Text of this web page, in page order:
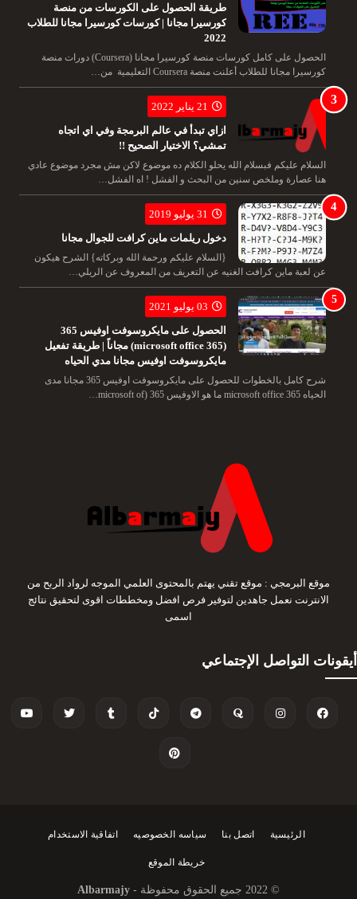
طريقة الحصول على الكورسات من منصة
كورسيرا مجانا | كورسات كورسيرا مجانا للطلاب
2022
الحصول على كامل كورسات منصة كورسيرا مجانا (Coursera) دورات منصة
كورسيرا مجانا للطلاب أعلنت منصة Coursera التعليمية من…
21 يناير 2022
ازاي تبدأ في عالم البرمجة وفي اي اتجاه
تمشي؟ الاختيار الصحيح !!
السلام عليكم فبسلام الله يحلو الكلام ده موضوع لاكن مش مجرد موضوع عادي
هنا عصارة وملخص سنين من البحث و الفشل ! اه الفشل…
31 يوليو 2019
دخول ريلمات ماين كرافت للجوال مجانا
{السلام عليكم ورحمة الله وبركاته} الشرح هيكون
عن لعبة ماين كرافت الغنيه عن التعريف من المعروف عن الريلي…
03 يوليو 2021
الحصول على مايكروسوفت اوفيس 365
(microsoft office 365) مجاناً | طريقة تفعيل
مايكروسوفت اوفيس مجانا مدي الحياه
شرح كامل بالخطوات للحصول على مايكروسوفت اوفيس 365 مجانا مدى
الحياه microsoft office 365 ما هو الاوفيس 365 (microsoft of…
موقع البرمجي : موقع تقني يهتم بالمحتوى العلمي الموجه لرواد الربح من
الانترنت نعمل جاهدين لتوفير فرص افضل ومخططات اقوى لتحقيق نتائج
اسمى
أيقونات التواصل الإجتماعي
الرئيسية اتصل بنا سياسه الخصوصيه اتفاقية الاستخدام
خريطة الموقع
© 2022 جميع الحقوق محفوظة - Albarmajy